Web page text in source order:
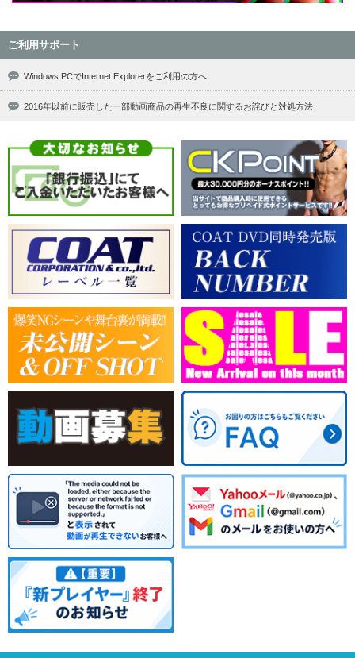
ご利用サポート
Windows PCでInternet Explorerをご利用の方へ
2016年以前に販売した一部動画商品の再生不良に関するお詫びと対処方法